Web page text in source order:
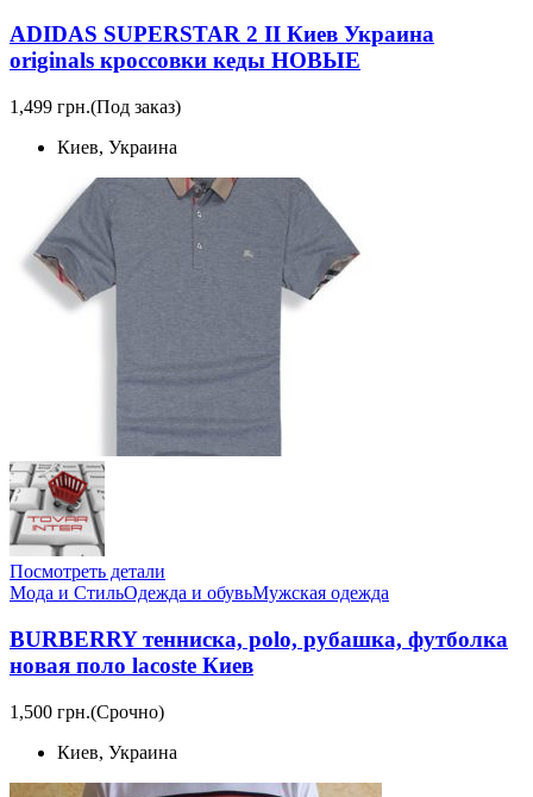
ADIDAS SUPERSTAR 2 II Киев Украина
originals кроссовки кеды НОВЫЕ
1,499 грн.(Под заказ)
Киев, Украина
Посмотреть детали
Мода и СтильОдежда и обувьМужская одежда
BURBERRY тенниска, polo, рубашка, футболка
новая поло lacoste Киев
1,500 грн.(Срочно)
Киев, Украина